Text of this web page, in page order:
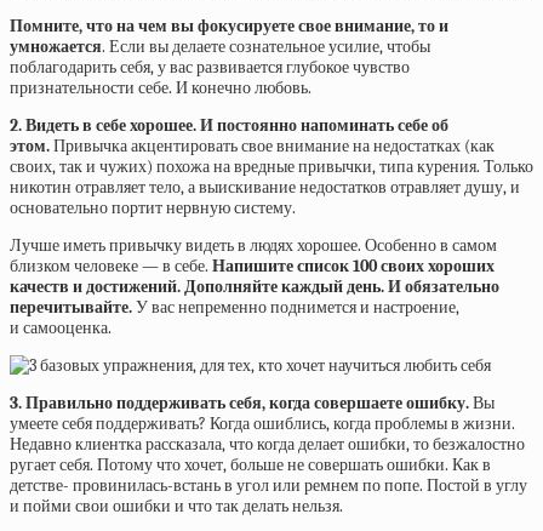
Помните, что на чем вы фокусируете свое внимание, то и
умножается. Если вы делаете сознательное усилие, чтобы
поблагодарить себя, у вас развивается глубокое чувство
признательности себе. И конечнолюбовь.
2. Видеть в себе хорошее. И постоянно напоминать себе об
этом.Привычка акцентировать свое внимание на недостатках (как
своих, так и чужих) похожа на вредные привычки, типа курения. Только
никотин отравляет тело, а выискивание недостатков отравляет душу, и
основательно портит нервную систему.
Лучше иметь привычку видеть в людях хорошее. Особенно в самом
близком человеке — в себе. Напишите список 100 своих хороших
качеств и достижений. Дополняйте каждый день. И обязательно
перечитывайте.У вас непременно поднимется и настроение,
и самооценка.
3. Правильно поддерживать себя, когда совершаете ошибку.Вы
умеете себя поддерживать? Когда ошиблись, когда проблемы в жизни.
Недавно клиентка рассказала, что когда делает ошибки, то безжалостно
ругает себя. Потому что хочет, больше не совершать ошибки. Как в
детстве- провинилась-встань в угол или ремнем по попе. Постой в углу
и пойми свои ошибки и что так делать нельзя.